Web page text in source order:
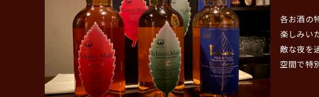
各お酒の
楽しみい
敵な夜を
空間で特